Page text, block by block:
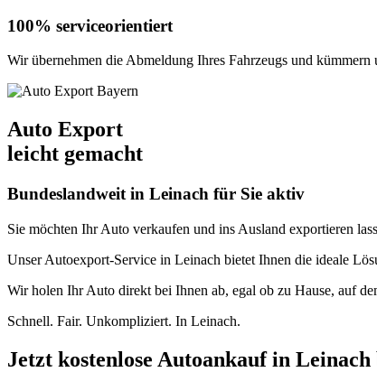
100% serviceorientiert
Wir übernehmen die Abmeldung Ihres Fahrzeugs und kümmern
Auto Export
leicht gemacht
Bundeslandweit in Leinach für Sie aktiv
Sie möchten Ihr Auto verkaufen und ins Ausland exportieren
Unser Autoexport-Service in Leinach bietet Ihnen die ideale
Wir holen Ihr Auto direkt bei Ihnen ab, egal ob zu Hause, auf
Schnell. Fair. Unkompliziert. In Leinach.
Jetzt kostenlose Autoankauf in Leinach